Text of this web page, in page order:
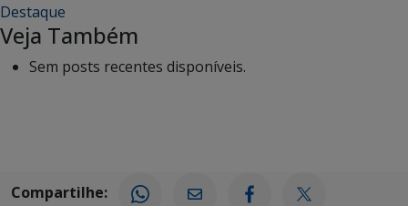
Destaque
Veja Também
Sem posts recentes disponíveis.
Compartilhe: